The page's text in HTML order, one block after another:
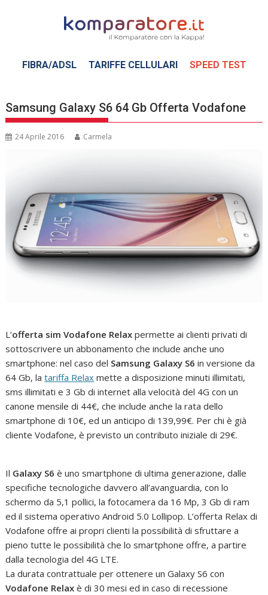
FIBRA/ADSL TARIFFE CELLULARI SPEED TEST
Samsung Galaxy S6 64 Gb Offerta Vodafone
24 Aprile 2016 Carmela
L’offerta sim Vodafone Relax permette ai clienti privati di
sottoscrivere un abbonamento che include anche uno
smartphone: nel caso del Samsung Galaxy S6 in versione da
64 Gb, latariffa Relax mette a disposizione minuti illimitati,
sms illimitati e 3 Gb di internet alla velocità del 4G con un
canone mensile di 44€, che include anche la rata dello
smartphone di 10€, ed un anticipo di 139,99€. Per chi è già
cliente Vodafone, è previsto un contributo iniziale di 29€.
Il Galaxy S6 è uno smartphone di ultima generazione, dalle
specifiche tecnologiche davvero all’avanguardia, con lo
schermo da 5,1 pollici, la fotocamera da 16 Mp, 3 Gb di ram
ed il sistema operativo Android 5.0 Lollipop. L’offerta Relax di
Vodafone offre ai propri clienti la possibilità di sfruttare a
pieno tutte le possibilità che lo smartphone offre, a partire
dalla tecnologia del 4G LTE.
La durata contrattuale per ottenere un Galaxy S6 con
Vodafone Relax è di 30 mesi ed in caso di recessione